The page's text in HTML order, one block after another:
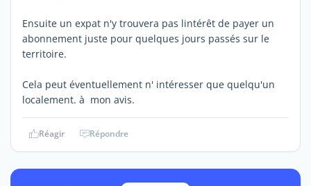
Ensuite un expat n'y trouvera pas lintérêt de payer un
abonnement juste pour quelques jours passés sur le
territoire.
Cela peut éventuellement n' intéresser que quelqu'un
localement. à mon avis.
Réagir Répondre